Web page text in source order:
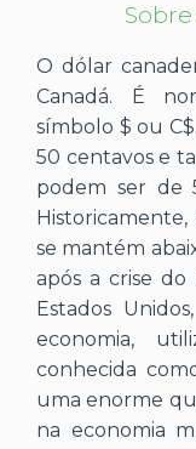
O dólar
Canadá. É
símbolo $ ou
50 centavos e
podem ser de
se mantém
após a crise
Estados
economia,
conhecida
uma enorme
na economia